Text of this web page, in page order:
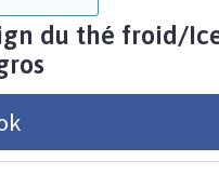
du thé froid/